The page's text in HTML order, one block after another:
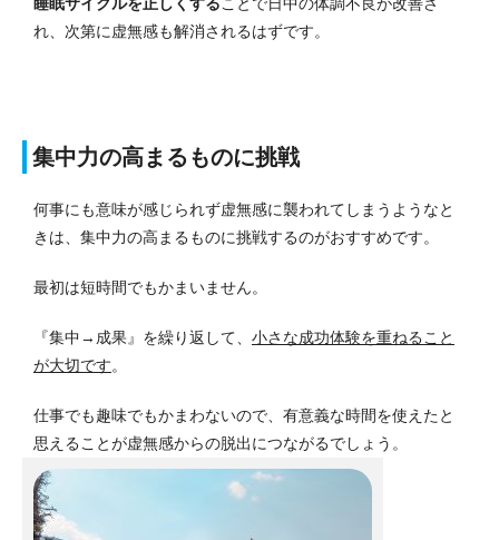
れ、次第に虚無感も解消されるはずです。
集中力の高まるものに挑戦
何事にも意味が感じられず虚無感に襲われてしまうようなと
きは、集中力の高まるものに挑戦するのがおすすめです。
最初は短時間でもかまいません。
『集中→成果』を繰り返して、 小さな成功体験を重ねること
が大切です。
仕事でも趣味でもかまわないので、有意義な時間を使えたと
思えることが虚無感からの脱出につながるでしょう。